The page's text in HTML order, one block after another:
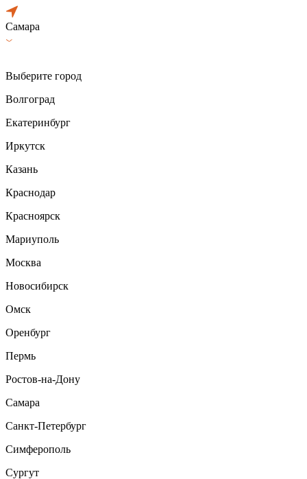
Самара
Выберите город
Волгоград
Екатеринбург
Иркутск
Казань
Краснодар
Красноярск
Мариуполь
Москва
Новосибирск
Омск
Оренбург
Пермь
Ростов-на-Дону
Самара
Санкт-Петербург
Симферополь
Сургут